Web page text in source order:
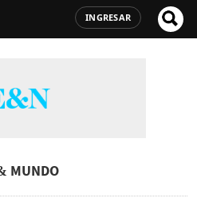
INGRESAR
MUNDO